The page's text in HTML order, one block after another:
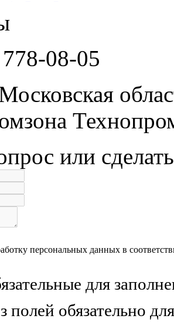
08-05
или
персональных данных в
для
обязательно